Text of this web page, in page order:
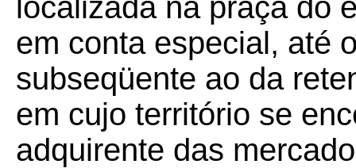
localizada na praça do
em conta especial, até
subseqüente ao da
em cujo território se
adquirente das